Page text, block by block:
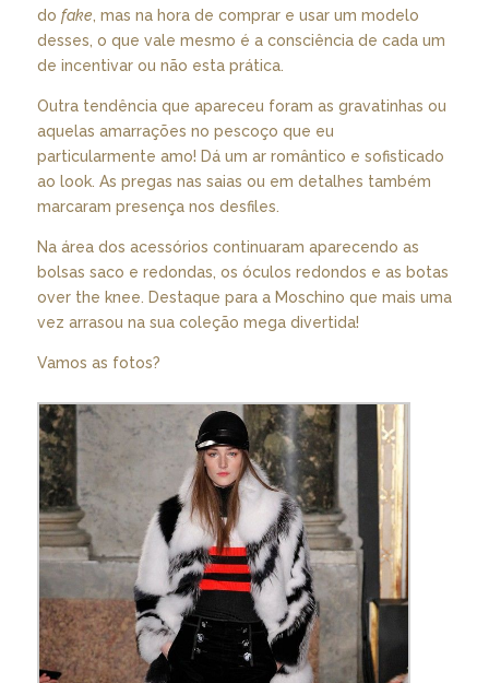
do fake, mas na hora de comprar e usar um modelo
desses, o que vale mesmo é a consciência de cada um
de incentivar ou não esta prática.
Outra tendência que apareceu foram as gravatinhas ou
aquelas amarrações no pescoço que eu
particularmente amo! Dá um ar romântico e sofisticado
ao look. As pregas nas saias ou em detalhes também
marcaram presença nos desfiles.
Na área dos acessórios continuaram aparecendo as
bolsas saco e redondas, os óculos redondos e as botas
over the knee. Destaque para a Moschino que mais uma
vez arrasou na sua coleção mega divertida!
Vamos as fotos?